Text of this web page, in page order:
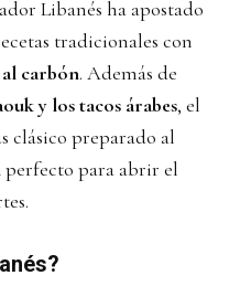
Libanés ha apostado
tradicionales con
al carbón. Además de
y los tacos árabes, el
clásico preparado al
perfecto para abrir el